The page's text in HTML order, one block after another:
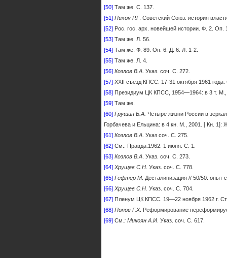
[50] Там же. С. 137.
[51] Пихоя Р.Г. Советский Союз: история
[52] Рос. гос. арх. новейшей истории. Ф. 2. Оп.
[53] Там же. Л. 56.
[54] Там же. Ф. 89. Оп. 6. Д. 6. Л. 1-2.
[55] Там же. Л. 4.
[56] Козлов В.А . Указ. соч. С. 272.
[57] ХХII съезд КПСС. 17-31 октября 1961
[58] Президиум ЦК КПСС, 1954—1964: в 3 т. М.,
[59] Там же.
[60] Грушин Б.А. Четыре жизни России в
Горбачева и Ельцина: в 4 кн. М., 2001. [ Кн.
[61] Козлов В.А . Указ соч. С. 275.
[62] См.: Правда.1962. 1 июня. С. 1.
[63] Козлов В.А . Указ. соч. С. 273.
[64] Хрущев С.Н . Указ. соч. С. 778.
[65] Гефтер М . Десталинизация // 50/50:
[66] Хрущев С.Н. Указ. соч. С. 704.
[67] Пленум ЦК КПСС. 19—22 ноября 1962 г.
[68] Попов Г.Х. Реформирование
[69] См .: Микоян А.И . Указ. соч. С. 617.